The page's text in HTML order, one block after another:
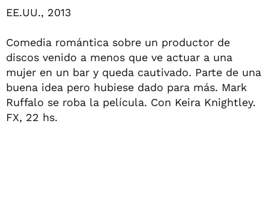
EE.UU., 2013
Comedia romántica sobre un productor de
discos venido a menos que ve actuar a una
mujer en un bar y queda cautivado. Parte de una
buena idea pero hubiese dado para más. Mark
Ruffalo se roba la película. Con Keira Knightley.
FX, 22 hs.